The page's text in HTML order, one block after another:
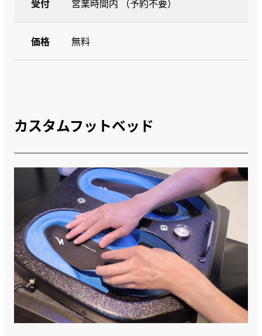
価格 無料
カスタムフットベッド